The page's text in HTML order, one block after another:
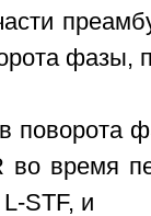
фазы,
поворота
во время
STF, и